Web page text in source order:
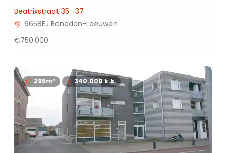
Beatrixstraat 35 -37
6658EJ Beneden-Leeuwen
€750.000
295m² 340.000 k.k.